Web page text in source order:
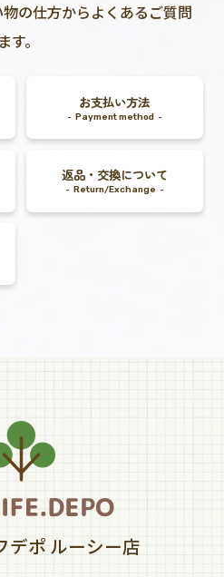
の仕方からよくあるご質問
。
お支払い方法
Payment method
返品・交換について
Return/Exchange
デポ ルーシー店